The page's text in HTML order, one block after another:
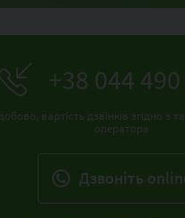
+38 044
вартість дзвінків згідно з
оператора
Дзвонiть